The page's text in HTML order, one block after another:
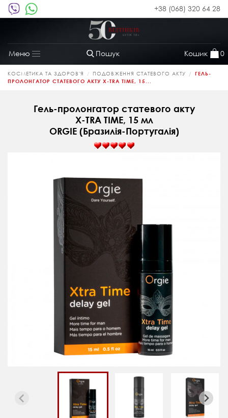
+38 (068) 320 64 28
Пошук Кошик 0
Меню
Toggle
navigation
КОСМЕТИКА ТА ЗДОРОВ'Я ПОДОВЖЕННЯ СТАТЕВОГО АКТУ
ГЕЛЬ-
ПРОЛОНГАТОР СТАТЕВОГО АКТУ X-TRA TIME, 15...
Гель-пролонгатор статевого акту
X-TRA TIME, 15 мл
ORGIE (Бразилія-Португалія)